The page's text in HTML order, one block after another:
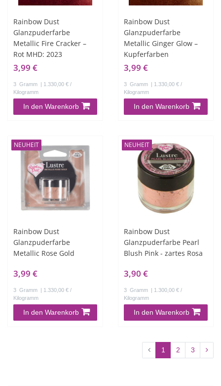
Rainbow Dust
Glanzpuderfarbe
Metallic Fire Cracker –
Rot MHD: 2023
3,99 €
3 Gramm
| 1.330,00 € /
Kilogramm
In den Warenkorb
Rainbow Dust
Glanzpuderfarbe
Metallic Ginger Glow –
Kupferfarben
3,99 €
3 Gramm
| 1.330,00 € /
Kilogramm
In den Warenkorb
NEUHEIT
Rainbow Dust
Glanzpuderfarbe
Metallic Rose Gold
3,99 €
3 Gramm
| 1.330,00 € /
Kilogramm
In den Warenkorb
NEUHEIT
Rainbow Dust
Glanzpuderfarbe Pearl
Blush Pink - zartes Rosa
3,90 €
3 Gramm
| 1.300,00 € /
Kilogramm
In den Warenkorb
1 2 3